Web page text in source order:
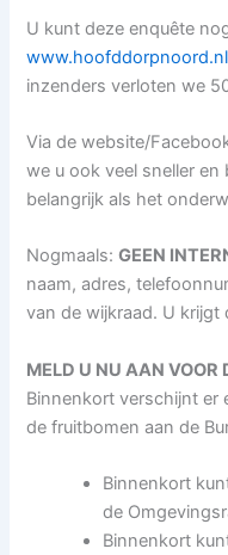
U kunt deze enquête
www.hoofddorpnoord.nl
inzenders verloten we
Via de website/
we u ook veel sneller
belangrijk als het
Nogmaals:GEEN
naam, adres,
van de wijkraad. U krijgt
MELD U NU AAN VOOR
Binnenkort verschijnt er
de fruitbomen aan de
Binnenkort
de
Binnenkort